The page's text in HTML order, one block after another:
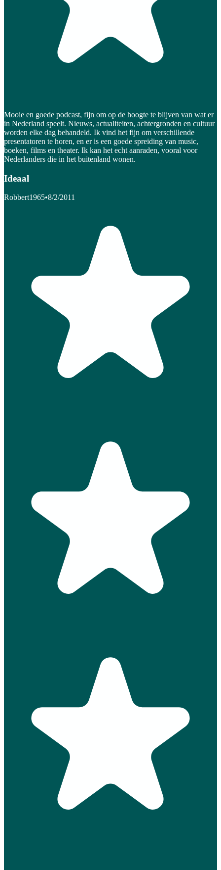
Mooie en goede podcast, fijn om op de hoogte te blijven van wat er
in Nederland speelt. Nieuws, actualiteiten, achtergronden en cultuur
worden elke dag behandeld. Ik vind het fijn om verschillende
presentatoren te horen, en er is een goede spreiding van music,
boeken, films en theater. Ik kan het echt aanraden, vooral voor
Nederlanders die in het buitenland wonen.
Ideaal
Robbert1965•8/2/2011